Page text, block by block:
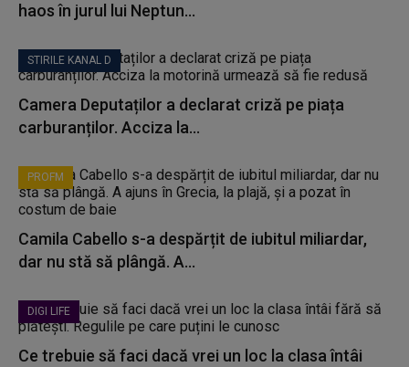
haos în jurul lui Neptun...
STIRILE KANAL D
Camera Deputaților a declarat criză pe piața
carburanților. Acciza la...
PROFM
Camila Cabello s-a despărțit de iubitul miliardar,
dar nu stă să plângă. A...
DIGI LIFE
Ce trebuie să faci dacă vrei un loc la clasa întâi